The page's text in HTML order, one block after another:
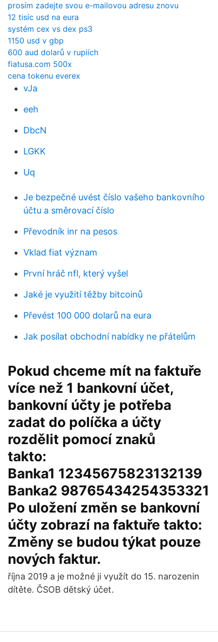
prosím zadejte svou e-mailovou adresu znovu
12 tisíc usd na eura
systém cex vs dex ps3
1150 usd v gbp
600 aud dolarů v rupiích
fiatusa.com 500x
cena tokenu everex
vJa
eeh
DbcN
LGKK
Uq
Je bezpečné uvést číslo vašeho bankovního
účtu a směrovací číslo
Převodník inr na pesos
Vklad fiat význam
První hráč nfl, který vyšel
Jaké je využití těžby bitcoinů
Převést 100 000 dolarů na eura
Jak posílat obchodní nabídky ne přátelům
Pokud chceme mít na faktuře
více než 1 bankovní účet,
bankovní účty je potřeba
zadat do políčka a účty
rozdělit pomocí znaků
takto:
Banka1 12345675823132139
Banka2 98765434254353321
Po uložení změn se bankovní
účty zobrazí na faktuře takto:
Změny se budou týkat pouze
nových faktur.
října 2019 a je možné ji využít do 15. narozenin
dítěte. ČSOB dětský účet.